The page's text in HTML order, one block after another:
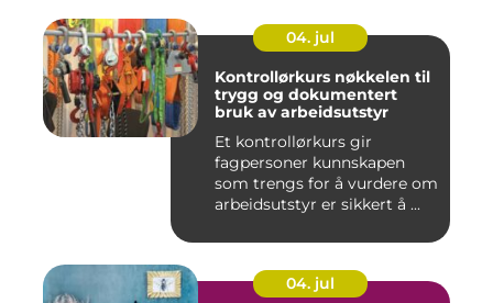
04. jul
Kontrollørkurs nøkkelen til
trygg og dokumentert
bruk av arbeidsutstyr
Et kontrollørkurs gir
fagpersoner kunnskapen
som trengs for å vurdere om
arbeidsutstyr er sikkert å ...
04. jul